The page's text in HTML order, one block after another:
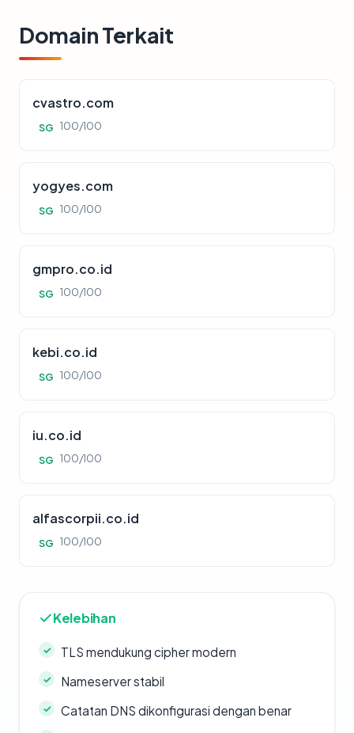
Domain Terkait
cvastro.com
SG 100/100
yogyes.com
SG 100/100
gmpro.co.id
SG 100/100
kebi.co.id
SG 100/100
iu.co.id
SG 100/100
alfascorpii.co.id
SG 100/100
Kelebihan
TLS mendukung cipher modern
Nameserver stabil
Catatan DNS dikonfigurasi dengan benar